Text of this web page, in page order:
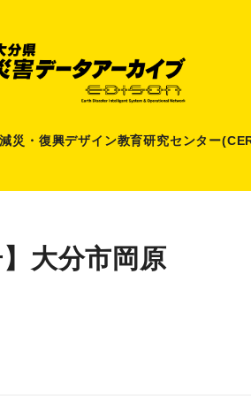
災 ・ 復興デザイン教育研究センター
大分市岡原